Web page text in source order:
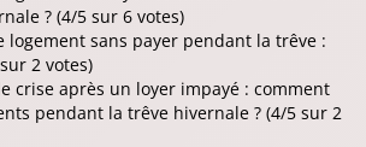
? (4/5 sur 6 votes)
logement sans payer pendant la trêve :
2 votes)
crise après un loyer impayé : comment
pendant la trêve hivernale ? (4/5 sur 2